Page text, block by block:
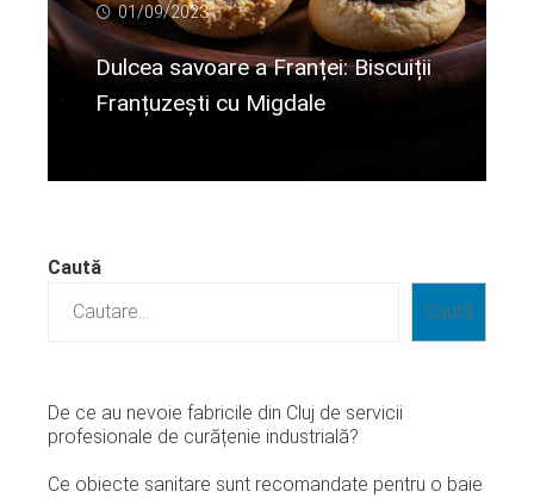
01/09/2023
Dulcea savoare a Franței: Biscuiții
Franțuzești cu Migdale
Caută
Caută
De ce au nevoie fabricile din Cluj de servicii
profesionale de curățenie industrială?
Ce obiecte sanitare sunt recomandate pentru o baie